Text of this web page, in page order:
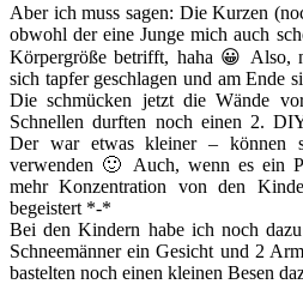
Aber ich muss sagen: Die Kurzen
obwohl der eine Junge mich auch
Körpergröße betrifft, haha 😀 Also,
sich tapfer geschlagen und am Ende
Die schmücken jetzt die Wände
Schnellen durften noch einen 2.
Der war etwas kleiner – können
verwenden 🙂 Auch, wenn es ein
mehr Konzentration von den
begeistert *-*
Bei den Kindern habe ich noch
Schneemänner ein Gesicht und 2
bastelten noch einen kleinen Besen